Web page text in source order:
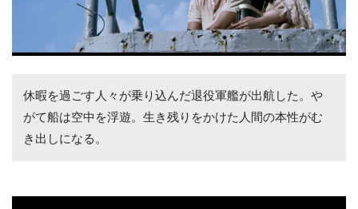
休暇を過ごす人々が乗り込んだ退役軍艦が出航した。や
がて船は空中を浮遊。生き残りをかけた人間の本性がむ
き出しになる。